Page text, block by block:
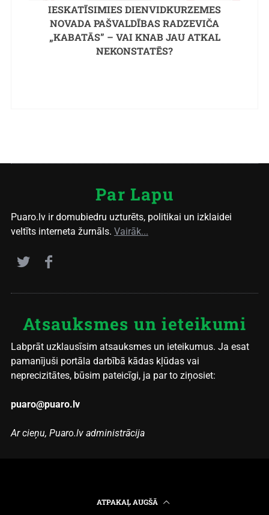
IESKATĪSIMIES DIENVIDKURZEMES
NOVADA PAŠVALDĪBAS RADZEVIČA
„KABATĀS” – VAI KNAB JAU ATKAL
NEKONSTATĒS?
Par Lapu
Puaro.lv ir domubiedru uzturēts, politikai un izklaidei
veltīts interneta žurnāls. Vairāk...
Atsauksmes un ieteikumi
Labprāt uzklausīsim atsauksmes un ieteikumus. Ja esat
pamanījuši portāla darbībā kādas kļūdas vai
neprecizitātes, būsim pateicīgi, ja par to ziņosiet:
puaro@puaro.lv
Ar cieņu, Puaro.lv administrācija
ATPAKAĻ AUGŠĀ